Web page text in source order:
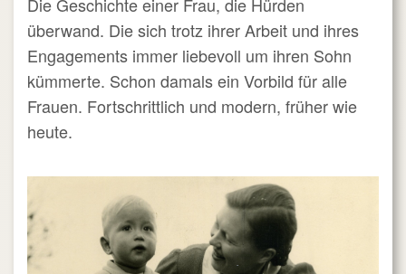
überwand. Die sich trotz ihrer Arbeit und ihres
Engagements immer liebevoll um ihren Sohn
kümmerte. Schon damals ein Vorbild für alle
Frauen. Fortschrittlich und modern, früher wie
heute.